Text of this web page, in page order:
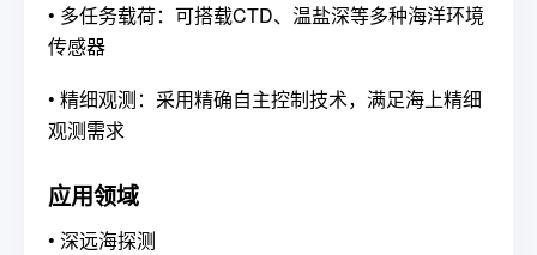
• 多任务载荷：可搭载CTD、温盐深等多种海洋环境
传感器
• 精细观测：采用精确自主控制技术，满足海上精细
观测需求
应用领域
• 深远海探测